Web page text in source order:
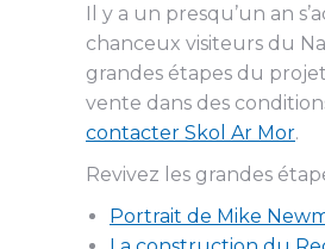
Il y a un presqu’un an
chanceux visiteurs du
grandes étapes du
vente dans des
contacter Skol Ar Mor.
Revivez les grandes
Portrait de Mike